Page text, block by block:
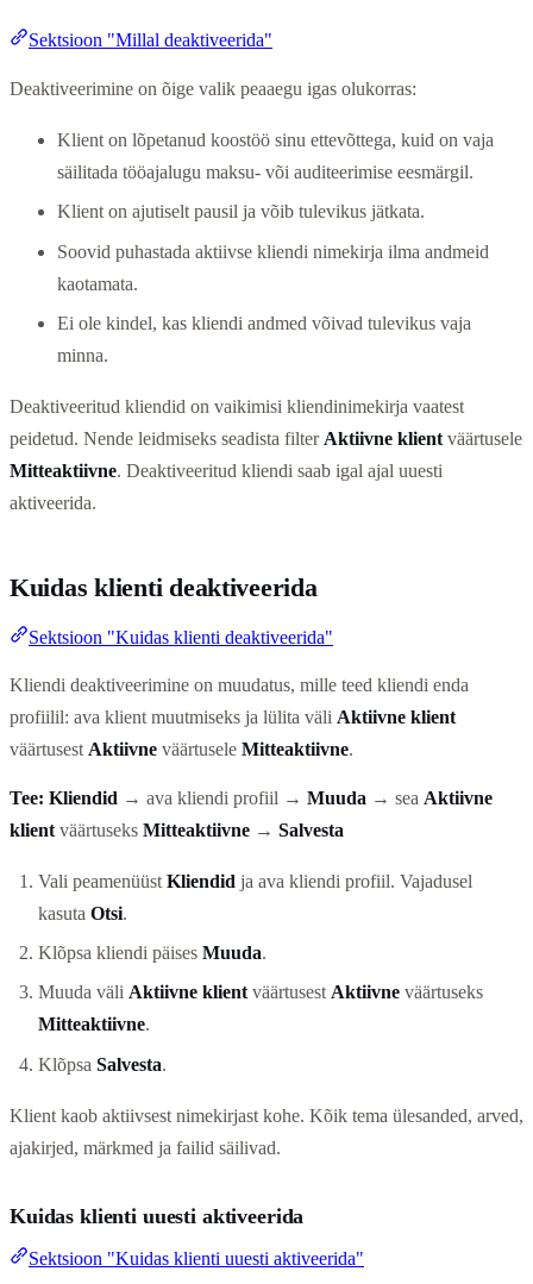
Sektsioon "Millal deaktiveerida"
Deaktiveerimine on õige valik peaaegu igas olukorras:
Klient on lõpetanud koostöö sinu ettevõttega, kuid on vaja
säilitada tööajalugu maksu- või auditeerimise eesmärgil.
Klient on ajutiselt pausil ja võib tulevikus jätkata.
Soovid puhastada aktiivse kliendi nimekirja ilma andmeid
kaotamata.
Ei ole kindel, kas kliendi andmed võivad tulevikus vaja
minna.
Deaktiveeritud kliendid on vaikimisi kliendinimekirja vaatest
peidetud. Nende leidmiseks seadista filter Aktiivne klient väärtusele
Mitteaktiivne. Deaktiveeritud kliendi saab igal ajal uuesti
aktiveerida.
Kuidas klienti deaktiveerida
Sektsioon "Kuidas klienti deaktiveerida"
Kliendi deaktiveerimine on muudatus, mille teed kliendi enda
profiilil: ava klient muutmiseks ja lülita väli Aktiivne klient
väärtusest Aktiivne väärtusele Mitteaktiivne.
Tee: Kliendid → ava kliendi profiil → Muuda → sea Aktiivne
klient väärtuseks Mitteaktiivne → Salvesta
Vali peamenüüst Kliendid ja ava kliendi profiil. Vajadusel
kasuta Otsi.
Klõpsa kliendi päises Muuda.
Muuda väli Aktiivne klientväärtusestAktiivne väärtuseks
Mitteaktiivne.
Klõpsa Salvesta.
Klient kaob aktiivsest nimekirjast kohe. Kõik tema ülesanded, arved,
ajakirjed, märkmed ja failid säilivad.
Kuidas klienti uuesti aktiveerida
Sektsioon "Kuidas klienti uuesti aktiveerida"